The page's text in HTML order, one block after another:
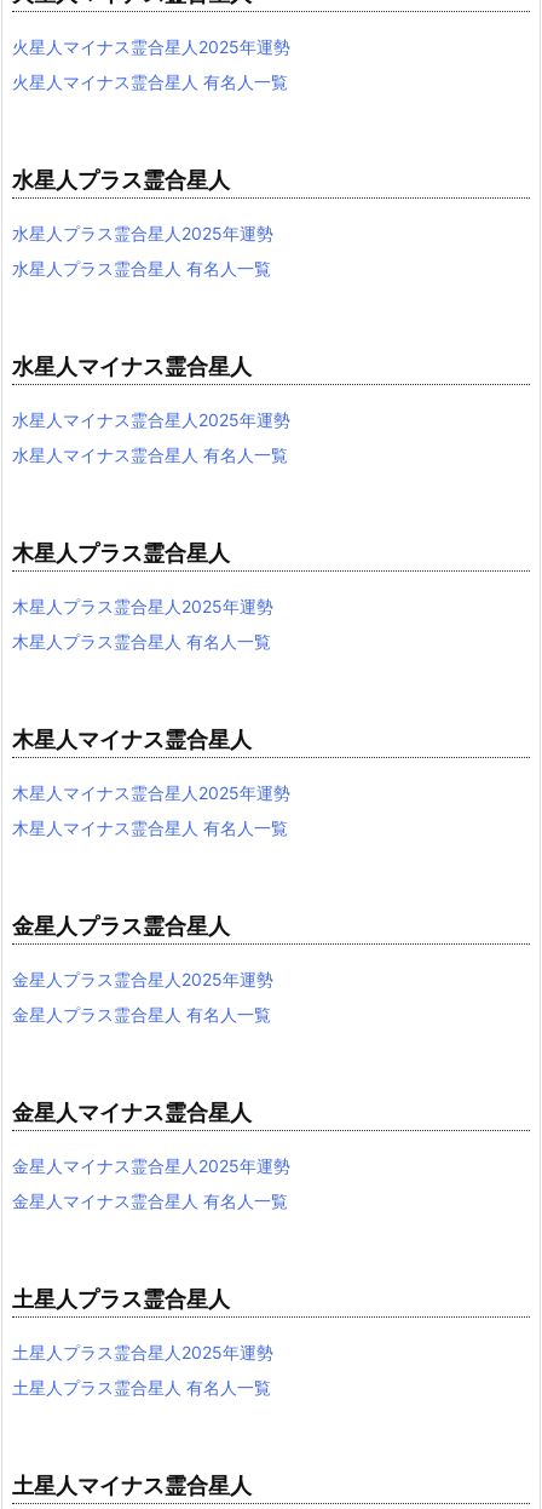
火星人マイナス霊合星人2025年運勢
火星人マイナス霊合星人 有名人一覧
水星人プラス霊合星人
水星人プラス霊合星人2025年運勢
水星人プラス霊合星人 有名人一覧
水星人マイナス霊合星人
水星人マイナス霊合星人2025年運勢
水星人マイナス霊合星人 有名人一覧
木星人プラス霊合星人
木星人プラス霊合星人2025年運勢
木星人プラス霊合星人 有名人一覧
木星人マイナス霊合星人
木星人マイナス霊合星人2025年運勢
木星人マイナス霊合星人 有名人一覧
金星人プラス霊合星人
金星人プラス霊合星人2025年運勢
金星人プラス霊合星人 有名人一覧
金星人マイナス霊合星人
金星人マイナス霊合星人2025年運勢
金星人マイナス霊合星人 有名人一覧
土星人プラス霊合星人
土星人プラス霊合星人2025年運勢
土星人プラス霊合星人 有名人一覧
土星人マイナス霊合星人